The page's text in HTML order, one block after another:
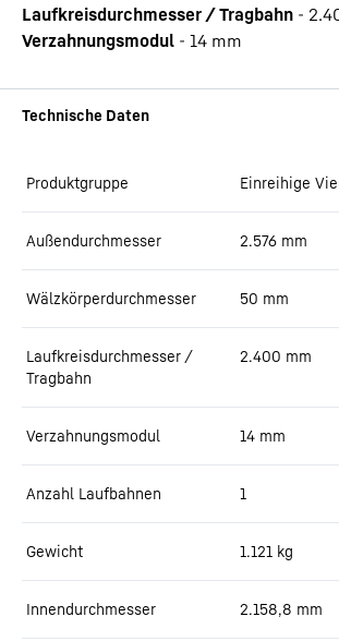
Laufkreisdurchmesser / Tragbahn -
Verzahnungsmodul - 14 mm
Produktgruppe Einreihige
Außendurchmesser 2.576 mm
Wälzkörperdurchmesser 50 mm
Laufkreisdurchmesser /
Tragbahn
2.400 mm
Verzahnungsmodul 14 mm
Anzahl Laufbahnen 1
Gewicht 1.121 kg
Innendurchmesser 2.158,8 mm